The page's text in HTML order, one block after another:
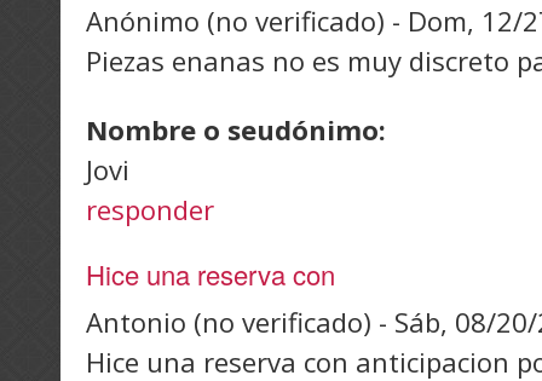
Anónimo (no verificado) - Dom, 12/
Piezas enanas no es muy discreto
Nombre o seudónimo:
Jovi
responder
Hice una reserva con
Antonio (no verificado) - Sáb, 08/
Hice una reserva con anticipacion